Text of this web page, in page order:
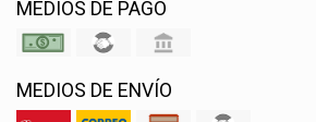
MEDIOS DE PAGO
MEDIOS DE ENVÍO